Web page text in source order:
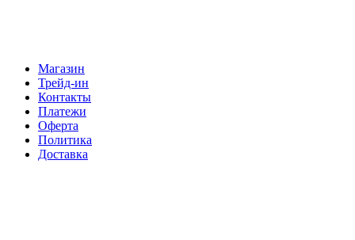
Магазин
Трейд-ин
Контакты
Платежи
Оферта
Политика
Доставка